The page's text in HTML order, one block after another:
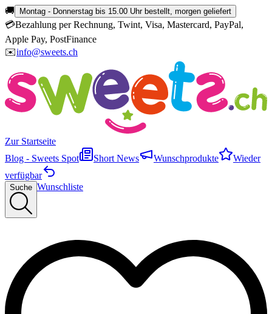
🚚 Montag - Donnerstag bis 15.00 Uhr bestellt, morgen geliefert
💳Bezahlung per Rechnung, Twint, Visa, Mastercard, PayPal,
Apple Pay, PostFinance
✉️info@sweets.ch
Zur Startseite
Blog - Sweets Spot
Short News Wunschprodukte
Wieder
verfügbar
Suche Wunschliste